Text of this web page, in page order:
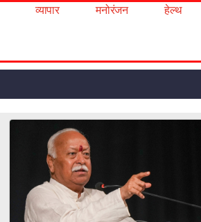
व्यापार मनोरंजन
हेल्थ